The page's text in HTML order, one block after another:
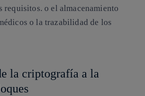
requisitos. o el almacenamiento
o la trazabilidad de los
la criptografía a la